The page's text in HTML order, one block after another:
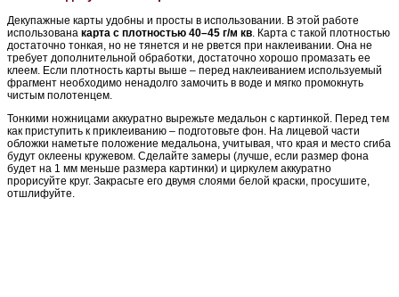
Декупажные карты удобны и просты в использовании. В этой работе
использована карта с плотностью 40–45 г/м кв. Карта с такой плотностью
достаточно тонкая, но не тянется и не рвется при наклеивании. Она не
требует дополнительной обработки, достаточно хорошо промазать ее
клеем. Если плотность карты выше – перед наклеиванием используемый
фрагмент необходимо ненадолго замочить в воде и мягко промокнуть
чистым полотенцем.
Тонкими ножницами аккуратно вырежьте медальон с картинкой. Перед тем
как приступить к приклеиванию – подготовьте фон. На лицевой части
обложки наметьте положение медальона, учитывая, что края и место сгиба
будут оклеены кружевом. Сделайте замеры (лучше, если размер фона
будет на 1 мм меньше размера картинки) и циркулем аккуратно
прорисуйте круг. Закрасьте его двумя слоями белой краски, просушите,
отшлифуйте.